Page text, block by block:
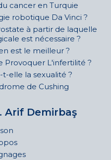
cancer en Turquie
robotique Da Vinci ?
à partir de laquelle
est nécessaire ?
est le meilleur ?
Provoquer L'infertilité ?
elle la sexualité ?
de Cushing
Arif Demirbaş